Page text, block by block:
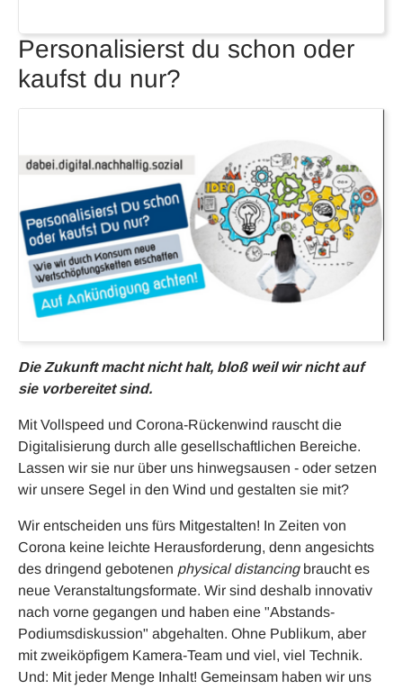
Personalisierst du schon oder
kaufst du nur?
Die Zukunft macht nicht halt, bloß weil wir nicht auf
sie vorbereitet sind.
Mit Vollspeed und Corona-Rückenwind rauscht die
Digitalisierung durch alle gesellschaftlichen Bereiche.
Lassen wir sie nur über uns hinwegsausen - oder setzen
wir unsere Segel in den Wind und gestalten sie mit?
Wir entscheiden uns fürs Mitgestalten! In Zeiten von
Corona keine leichte Herausforderung, denn angesichts
des dringend gebotenen physical distancingbraucht es
neue Veranstaltungsformate. Wir sind deshalb innovativ
nach vorne gegangen und haben eine "Abstands-
Podiumsdiskussion" abgehalten. Ohne Publikum, aber
mit zweiköpfigem Kamera-Team und viel, viel Technik.
Und: Mit jeder Menge Inhalt! Gemeinsam haben wir uns